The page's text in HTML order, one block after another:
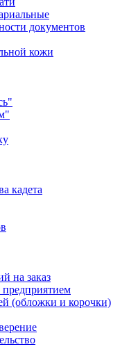
документов
кожи
кадета
на заказ
предприятием
(обложки и корочки)